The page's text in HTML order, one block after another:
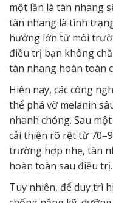
một lần là tàn nhang
tàn nhang là tình
hưởng lớn từ môi
điều trị bạn không
tàn nhang hoàn toàn
Hiện nay, các công
thể phá vỡ melanin
nhanh chóng. Sau
cải thiện rõ rệt từ
trường hợp nhẹ, tàn
hoàn toàn sau điều trị.
Tuy nhiên, để duy trì